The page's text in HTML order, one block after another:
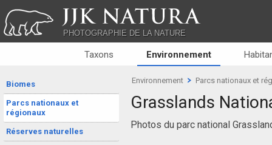
JJK NATURA
PHOTOGRAPHIE DE LA NATURE
Taxons Environnement
Biomes
Parcs nationaux et
régionaux
Réserves naturelles
Environnement Parcs nationaux et
Grasslands
Photos du parc national